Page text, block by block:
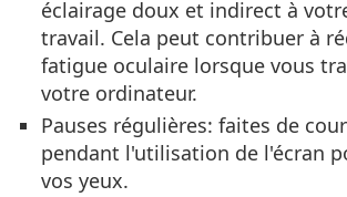
éclairage doux et indirect à
travail. Cela peut contribuer à
fatigue oculaire lorsque vous
votre ordinateur.
Pauses régulières: faites de
pendant l'utilisation de l'écran
vos yeux.